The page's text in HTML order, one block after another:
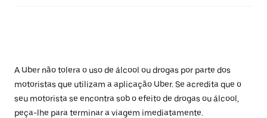
A Uber não tolera o uso de álcool ou drogas por parte dos
motoristas que utilizam a aplicação Uber. Se acredita que o
seu motorista se encontra sob o efeito de drogas ou álcool,
peça-lhe para terminar a viagem imediatamente.